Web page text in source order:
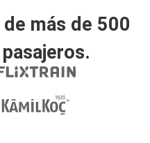
más de 500